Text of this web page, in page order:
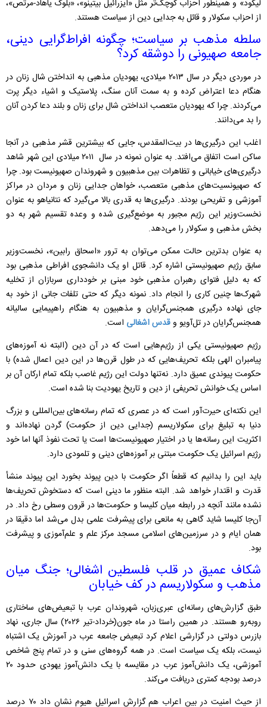
لیکود» و همینطور احزاب کوچک‌تر مثل «ایزرائیل بیتینو»، «بلوک یاهاد-مرتص»،
از احزاب سکولار و قائل به جدایی دین از سیاست هستند.
سلطه مذهب بر سیاست؛ چگونه افراط‌گرایی دینی،
جامعه صهیونی را دوشقه کرد؟
در موردی دیگر در سال ۲۰۱۳ میلادی، یهودیان مذهبی به انداختن شال زنان در
هنگام دعا اعتراض کرده و به سمت آنان سنگ، پلاستیک و اشیاء دیگر پرت
می‌کردند. چرا که یهودیان متعصب انداختن شال برای زنان و بلند دعا کردن آنان
را بد می‌دانند.
اغلب این درگیری‌ها در بیت‌المقدس، جایی که بیشترین قشر مذهبی در آنجا
ساکن است اتفاق می‌افتد. به عنوان نمونه در سال ۲۰۱۱ میلادی این شهر شاهد
درگیری‌های خیابانی و تظاهرات بین مذهبیون و شهروندان صهیونیست بود. چرا
که صهیونسیت‌های مذهبی متعصب، خواهان جدایی زنان و مردان در مراکز
آموزشی و تفریحی بودند. درگیری‌ها به قدری بالا می‌گیرد که نتانیاهو به عنوان
نخست‌وزیر این رژیم مجبور به موضع‌گیری شده و وعده تقسیم شهر به دو
بخش مذهبی و سکولار را می‌دهد.
به عنوان بدترین حالت ممکن می‌توان به ترور «اسحاق رابین»، نخست‌وزیر
سابق رژیم صهیونیستی اشاره کرد. قاتل او یک دانشجوی افراطی مذهبی بود
که به دلیل فتوای رهبران مذهبی خود مبنی بر خودداری سربازان از تخلیه
شهرک‌ها چنین کاری را انجام داد. نمونه دیگر که حتی تلفات جانی از خود به
جای نهاده درگیری همجنس‌گرایان و مذهبیون به هنگام راهپیمایی سالیانه
همجنس‌گرایان در تل‌آویو وقدس اشغالی است.
رژیم صهیونیستی یکی از رژیم‌هایی است که در آن دین (البته نه آموزه‌های
پیامبران الهی بلکه تحریف‌هایی که در طول قرن‌ها در این دین اعمال شده) با
حکومت پیوندی عمیق دارد. نه‌تنها دولت این رژیم غاصب بلکه تمام ارکان آن بر
اساس یک خوانش تحریفی از دین و تاریخ یهودیت بنا شده است.
این نکته‌ای حیرت‌آور است که در عصری که تمام رسانه‌های بین‌المللی و بزرگ
دنیا به تبلیغ برای سکولاریسم (جدایی دین از حکومت) گردن نهاده‌اند و
اکثریت این رسانه‌ها یا در اختیار صهیونیست‌ها است یا تحت نفوذ آنها اما خود
رژیم اسرائیل یک حکومت مبتنی بر آموزه‌های دینی و تلمودی دارد.
باید این را بدانیم که قطعاً اگر حکومت با دین پیوند بخورد این پیوند منشأ
قدرت و اقتدار خواهد شد. البته منظور ما دینی است که دستخوش تحریف‌ها
نشده مانند آنچه در رابطه میان کلیسا و حکومت‌ها در قرون وسطی رخ داد. در
آن‌جا کلیسا شاید گاهی به مانعی برای پیشرفت علمی بدل می‌شد اما دقیقا در
همان ایام و در سرزمین‌های اسلامی مسجد مرکز علم و علم‌آموزی و پیشرفت
بود.
شکاف عمیق در قلب فلسطین اشغالی؛ جنگ میان
مذهب و سکولاریسم در کف خیابان
طبق گزارش‌های رسانه‌ای عبری‌زبان، شهروندان عرب با تبعیض‌های ساختاری
روبه‌رو هستند. در همین راستا در ماه جون(خرداد-تیر ۲۰۲۶) سال جاری، نهاد
بازرس دولتی در گزارشی اعلام کرد تبعیض جامعه عرب در آموزش یک اشتباه
نیست، بلکه یک سیاست است. در همه گروه‌های سنی و در تمام پنج شاخص
آموزشی، یک دانش‌آموز عرب در مقایسه با یک دانش‌آموز یهودی حدود ۲۰
درصد بودجه کمتری دریافت می‌کند.
از حیث امنیت در بین اعراب هم گزارش اسرائیل هیوم نشان داد ۷۰ درصد